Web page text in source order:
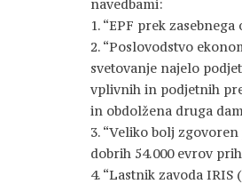
navedbami:
1. “EPF prek
2. “Poslovodstvo
svetovanje najelo
vplivnih in podjetnih
in obdolžena druga
3. “Veliko bolj
dobrih 54.000 evrov
4. “Lastnik zavoda